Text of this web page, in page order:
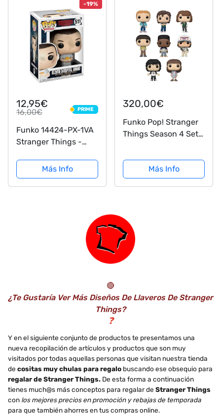
-19%
12,95€
16,00€ PRIME
PRIME
Funko 14424-PX-1VA
Stranger Things -
Gown Pop Vinyl
Más Info
320,00€
Funko Pop! Stranger
Things Season 4 Set
Wheeler, Dustin
Henderson, Lucas
Sinclair, Will Byers,
Mayfield
Más Info
🔴
¿Te Gustaría Ver Más Diseños De Llaveros De Stranger
Things?
❓
Y en el siguiente conjunto de productos te presentamos una
nueva recopilación de artículos y productos que son muy
visitados por todas aquellas personas que visitan nuestra tienda
de cositas muy chulas para regalo buscando ese obsequio para
regalar de Stranger Things. De esta forma a continuación
tienes much@s más conceptos para regalar de Stranger Things
con los mejores precios en promoción y rebajas de temporada
para que también ahorres en tus compras online.